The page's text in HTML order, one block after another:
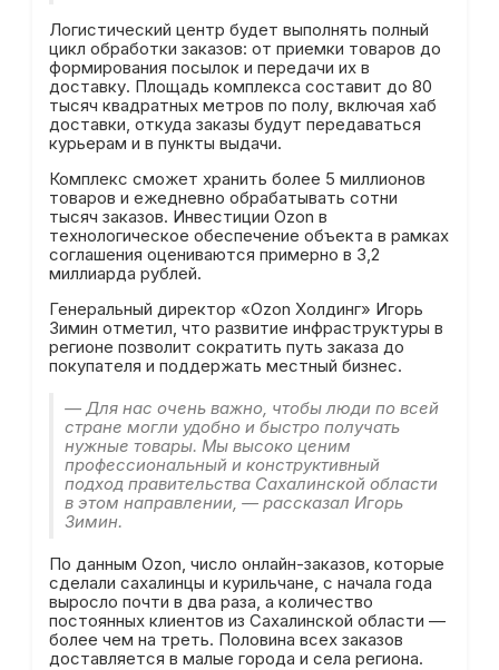
Логистический центр будет выполнять полный
цикл обработки заказов: от приемки товаров до
формирования посылок и передачи их в
доставку. Площадь комплекса составит до 80
тысяч квадратных метров по полу, включая хаб
доставки, откуда заказы будут передаваться
курьерам и в пункты выдачи.
Комплекс сможет хранить более 5 миллионов
товаров и ежедневно обрабатывать сотни
тысяч заказов. Инвестиции Ozon в
технологическое обеспечение объекта в рамках
соглашения оцениваются примерно в 3,2
миллиарда рублей.
Генеральный директор «Ozon Холдинг» Игорь
Зимин отметил, что развитие инфраструктуры в
регионе позволит сократить путь заказа до
покупателя и поддержать местный бизнес.
— Для нас очень важно, чтобы люди по всей
стране могли удобно и быстро получать
нужные товары. Мы высоко ценим
профессиональный и конструктивный
подход правительства Сахалинской области
в этом направлении, — рассказал Игорь
Зимин.
По данным Ozon, число онлайн-заказов, которые
сделали сахалинцы и курильчане, с начала года
выросло почти в два раза, а количество
постоянных клиентов из Сахалинской области —
более чем на треть. Половина всех заказов
доставляется в малые города и села региона.